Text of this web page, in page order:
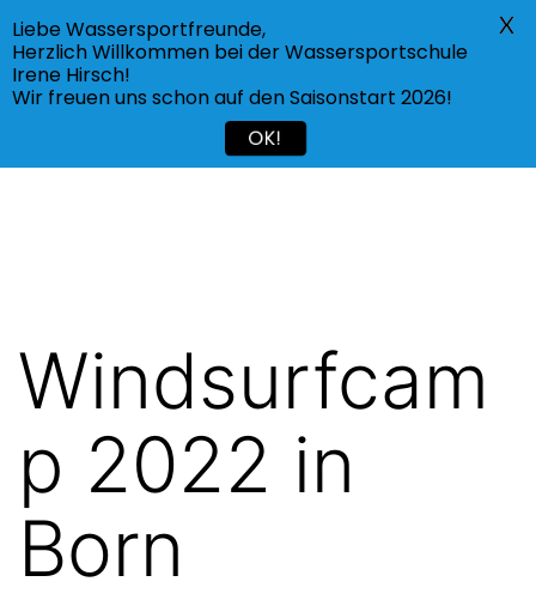
Menü
Windsurfcam
p 2022 in
Born
Liebe Wassersportfreunde,
Herzlich Willkommen bei der Wassersportschule
Irene Hirsch!
Wir freuen uns schon auf den Saisonstart 2026!
OK!
X